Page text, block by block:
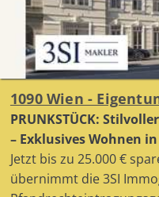
1090 Wien -
PRUNKSTÜCK:
– Exklusives Wohnen
Jetzt bis zu 25.000 €
übernimmt die 3SI